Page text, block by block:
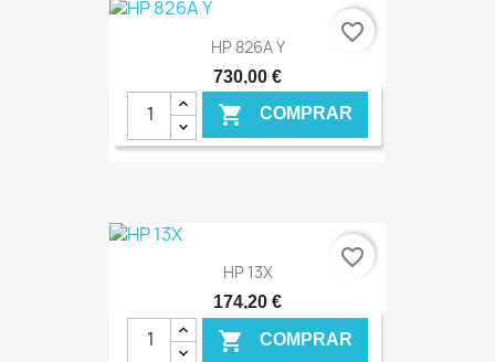
€ ONLINE
HP 826A Y
730,00 €
 COMPRAR
€ ONLINE
favorite_border
HP 13X
174,20 €
 COMPRAR
favorite_border